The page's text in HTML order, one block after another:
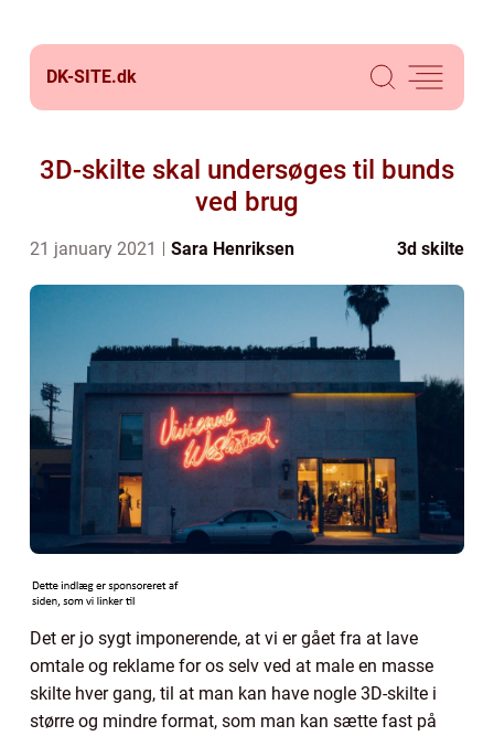
DK-SITE.dk
3D-skilte skal undersøges til bunds
ved brug
21 january 2021 Sara Henriksen 3d skilte
Det er jo sygt imponerende, at vi er gået fra at lave
omtale og reklame for os selv ved at male en masse
skilte hver gang, til at man kan have nogle 3D-skilte i
større og mindre format, som man kan sætte fast på